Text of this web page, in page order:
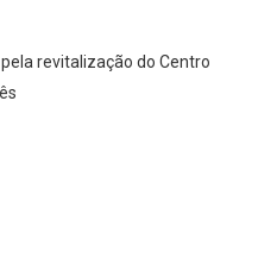
revitalização do Centro